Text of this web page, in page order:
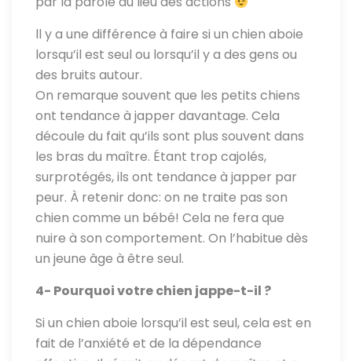
ll y a une différence à faire si un chien aboie
lorsqu’il est seul ou lorsqu’il y a des gens ou
des bruits autour.
On remarque souvent que les petits chiens
ont tendance à japper davantage. Cela
découle du fait qu’ils sont plus souvent dans
les bras du maître. Étant trop cajolés,
surprotégés, ils ont tendance à japper par
peur. À retenir donc: on ne traite pas son
chien comme un bébé! Cela ne fera que
nuire à son comportement. On l’habitue dès
un jeune âge à être seul.
4- Pourquoi votre chien jappe-t-il ?
Si un chien aboie lorsqu’il est seul, cela est en
fait de l’anxiété et de la dépendance